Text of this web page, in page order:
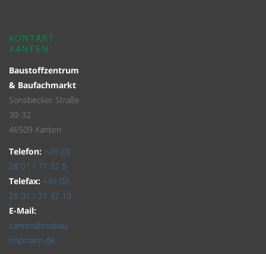
KONTAKT
XANTEN
Baustoffzentrum
& Baufachmarkt
Sonsbecker Straße
30-32
46509 Xanten
Telefon: +49 (0)
28 01 / 71 32 0
Telefax: +49 (0)
28 01 / 71 32 19
E-Mail:
xanten@mobau-
hopmann.de